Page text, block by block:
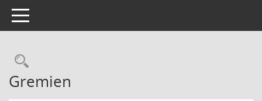
Toggle navigation
Rechercheauswahl
Gremien